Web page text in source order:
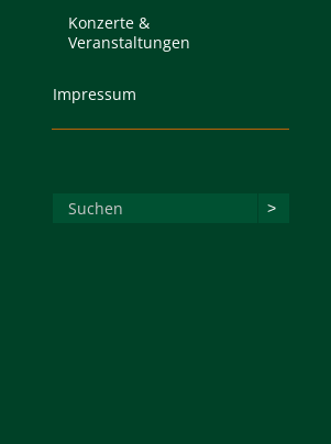
Konzerte &
Veranstaltungen
Impressum